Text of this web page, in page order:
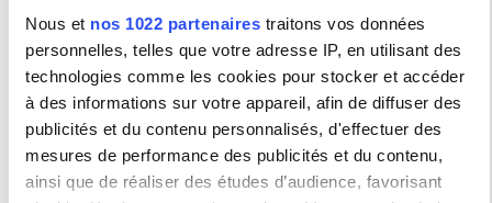
Nous et nos 1022 partenaires traitons vos données
personnelles, telles que votre adresse IP, en utilisant des
technologies comme les cookies pour stocker et accéder
à des informations sur votre appareil, afin de diffuser des
publicités et du contenu personnalisés, d'effectuer des
mesures de performance des publicités et du contenu,
ainsi que de réaliser des études d’audience, favorisant
►La structure :
En 2002, sept fondations ont souhaité s’engager pour la
promotion et la reconnaissance de leur secteur et créer un lieu,
un outil, une plate-forme de ressources au service du collectif.
Ainsi est né le Centre français des Fonds et Fondations (CFF).
Avec plus de 500 membres aujourd’hui, le CFF poursuit sa
vocation de regrouper toutes les fondations et les fonds de
dotation, quels qu’en soient le statut juridique, le mode opératoire,
les moyens, les fondateurs ou la mission d’intérêt général.